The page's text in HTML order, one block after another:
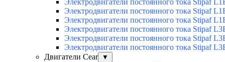
Электродвигатели постоянного тока Stipaf
Электродвигатели постоянного тока Stipaf
Электродвигатели постоянного тока Stipaf
Электродвигатели постоянного тока Stipaf
Электродвигатели постоянного тока Stipaf
Электродвигатели постоянного тока Stipaf
Двигатели Cear
▼